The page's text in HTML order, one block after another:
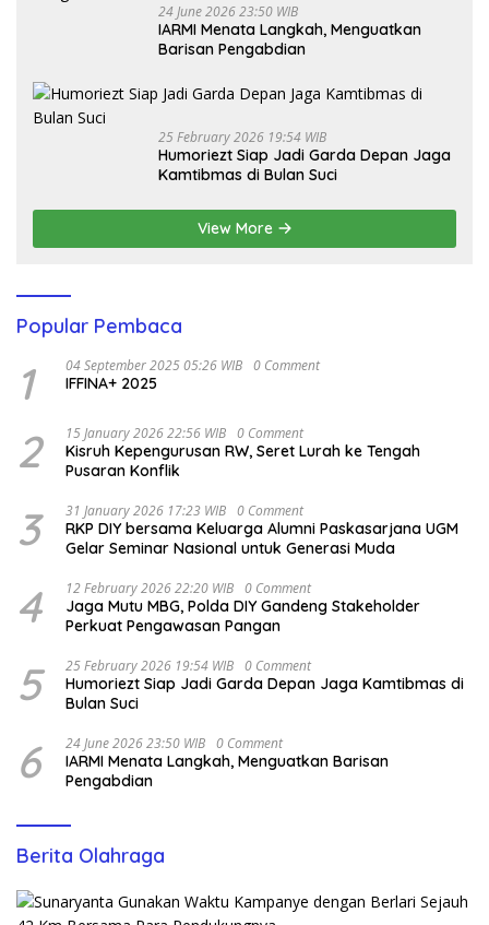
24 June 2026 23:50 WIB
IARMI Menata Langkah, Menguatkan
Barisan Pengabdian
25 February 2026 19:54 WIB
Humoriezt Siap Jadi Garda Depan Jaga
Kamtibmas di Bulan Suci
View More
Popular Pembaca
1 04 September 2025 05:26 WIB 0 Comment
IFFINA+ 2025
2 15 January 2026 22:56 WIB 0 Comment
Kisruh Kepengurusan RW, Seret Lurah ke Tengah
Pusaran Konflik
3 31 January 2026 17:23 WIB 0 Comment
RKP DIY bersama Keluarga Alumni Paskasarjana UGM
Gelar Seminar Nasional untuk Generasi Muda
4 12 February 2026 22:20 WIB 0 Comment
Jaga Mutu MBG, Polda DIY Gandeng Stakeholder
Perkuat Pengawasan Pangan
5 25 February 2026 19:54 WIB 0 Comment
Humoriezt Siap Jadi Garda Depan Jaga Kamtibmas di
Bulan Suci
6 24 June 2026 23:50 WIB 0 Comment
IARMI Menata Langkah, Menguatkan Barisan
Pengabdian
Berita Olahraga